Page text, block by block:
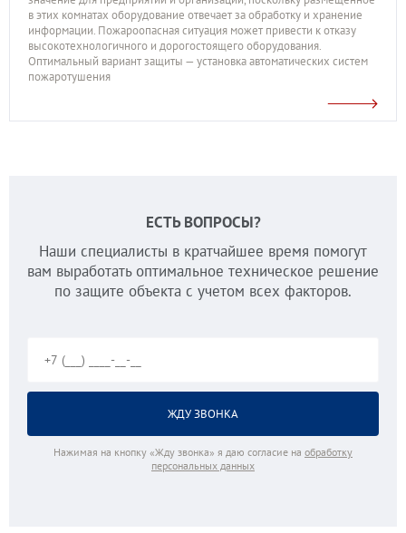
в этих комнатах оборудование отвечает за обработку и хранение
информации. Пожароопасная ситуация может привести к отказу
высокотехнологичного и дорогостоящего оборудования.
Оптимальный вариант защиты — установка автоматических систем
пожаротушения
ЕСТЬ ВОПРОСЫ?
Наши специалисты в кратчайшее время помогут
вам выработать оптимальное техническое решение
по защите объекта с учетом всех факторов.
Нажимая на кнопку «Жду звонка» я даю согласие на обработку
персональных данных